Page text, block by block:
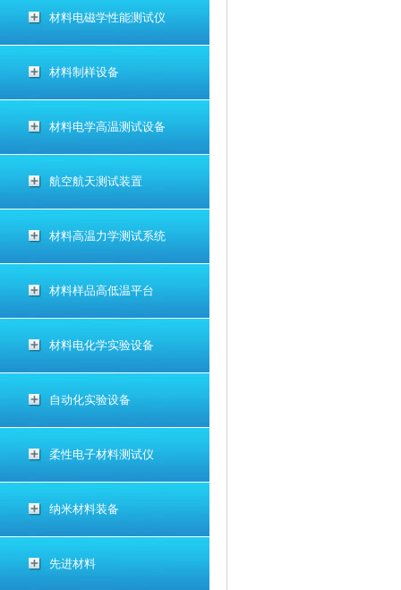
材料电磁学性能测试仪
材料制样设备
材料电学高温测试设备
航空航天测试装置
材料高温力学测试系统
材料样品高低温平台
材料电化学实验设备
自动化实验设备
柔性电子材料测试仪
纳米材料装备
先进材料